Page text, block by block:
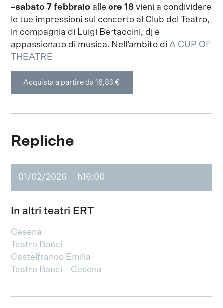
–sabato 7 febbraio alleore 18 vieni a condividere
le tue impressioni sul concerto al Club del Teatro,
in compagnia di Luigi Bertaccini, dj e
appassionato di musica. Nell’ambito di A CUP OF
THEATRE
Acquista a partire da 16,83 €
Repliche
01/02/2026 h16:00
In altri teatri ERT
Cesena
Teatro Bonci
Castelfranco Emilia
Teatro Bonci – Cesena